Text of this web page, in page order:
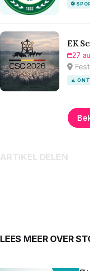
⚽
EK
27
🧘
ARTIKEL DELEN
LEES MEER OVER